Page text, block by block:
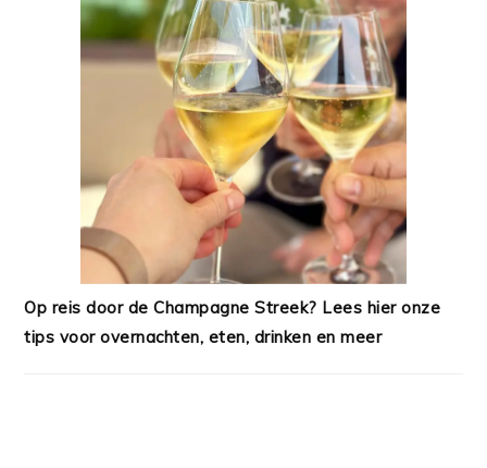
Op reis door de Champagne Streek? Lees hier onze
tips voor overnachten, eten, drinken en meer